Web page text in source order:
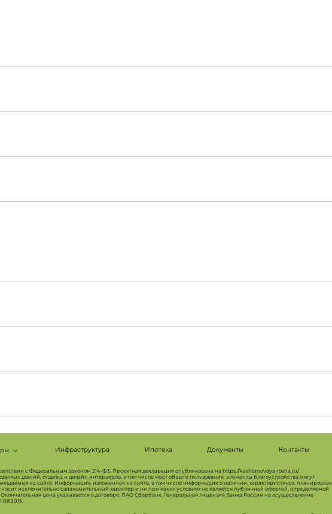
Инфраструктура Ипотека Документы Контакты
с Федеральным законом 214-Ф3. Проектная декларация опубликована на https://kashtanovaya-rosha.ru/.
зданий, отделка и дизайн интерьеров, в том числе мест общего пользования, элементы благоустройства могут
на сайте. Информация, изложенная на сайте, в том числе информация о наличии, характеристиках, планировках
носит исключительно ознакомительный характер и ни при каких условиях не является публичной офертой, определяемой
цена указывается в договоре. ПАО Сбербанк, Генеральная лицензия Банка России на осуществление